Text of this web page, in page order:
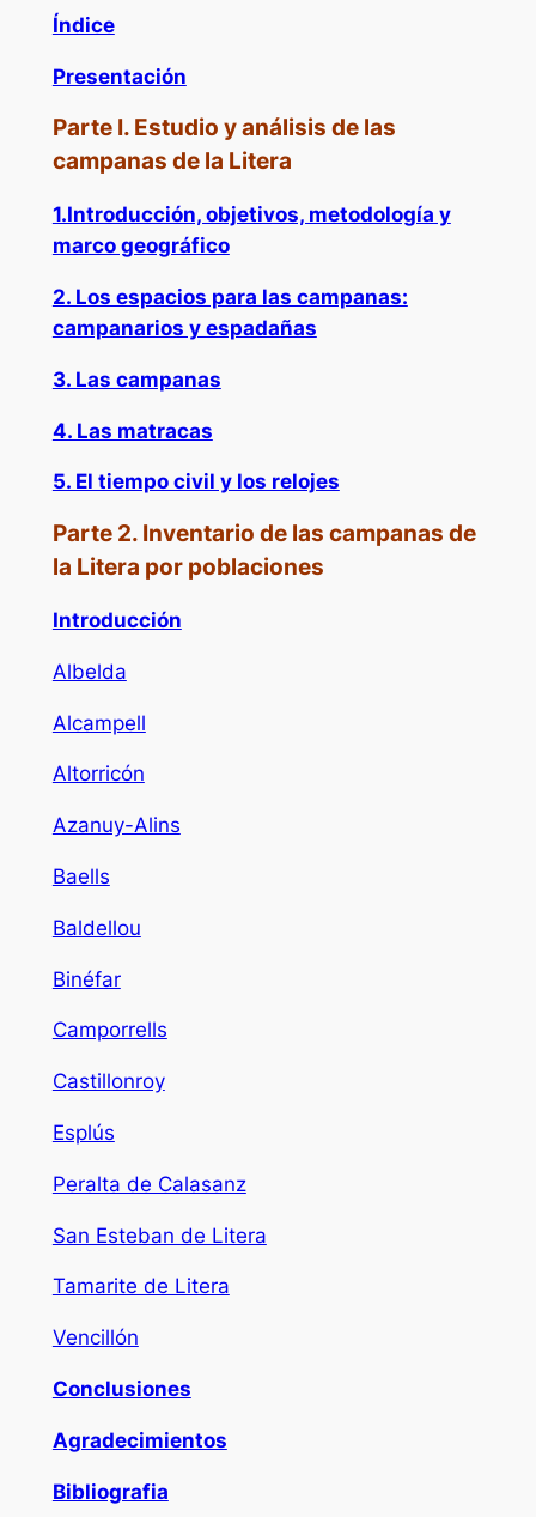
Índice
Presentación
Parte I. Estudio y análisis de las
campanas de la Litera
1.Introducción, objetivos, metodología y
marco geográfico
2. Los espacios para las campanas:
campanarios y espadañas
3. Las campanas
4. Las matracas
5. El tiempo civil y los relojes
Parte 2. Inventario de las campanas de
la Litera por poblaciones
Introducción
Albelda
Alcampell
Altorricón
Azanuy-Alins
Baells
Baldellou
Binéfar
Camporrells
Castillonroy
Esplús
Peralta de Calasanz
San Esteban de Litera
Tamarite de Litera
Vencillón
Conclusiones
Agradecimientos
Bibliografia